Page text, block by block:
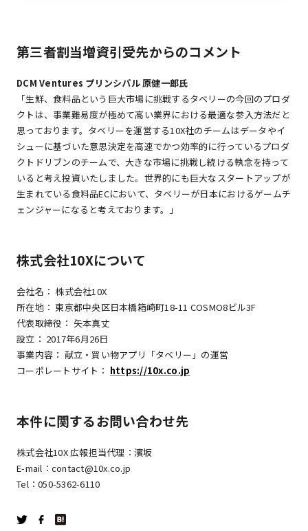
第三者割当増資引受先からのコメント
DCM Ventures プリンシパル 原健一郎氏
「生鮮、食料品という巨大市場に挑戦するタベリーの今回のプロダ
クトは、事業難易度が極めて高い業界における最適な参入方法だと
思っております。タベリーを運営する10X社のチームはデータやイ
シューに基づいた意思決定を高速でかつ効率的に行っているプロダ
クトドリブンのチームで、大きな市場に挑戦し続ける執念を持って
いると考え投資いたしました。世界的にも巨大なスタートアップが
生まれている食料品ECにおいて、タベリーが日本におけるゲームチ
ェンジャーになると考えております。」
株式会社10Xについて
会社名： 株式会社10X
所在地： 東京都中央区日本橋箱崎町18-11 COSMO8ビル3F
代表取締役： 矢本真丈
設立： 2017年6月26日
事業内容： 献立・買い物アプリ「タベリー」の運営
コーポレートサイト： https://10x.co.jp
本件に関するお問い合わせ先
株式会社10X 広報担当代理：濱坂
E-mail：contact@10x.co.jp
Tel：050-5362-6110